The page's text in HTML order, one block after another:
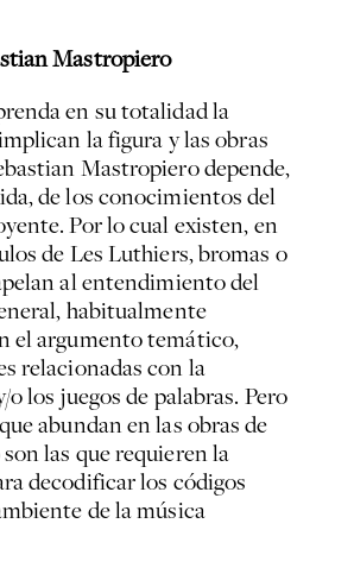
Mastropiero
en su totalidad la
la figura y las obras
Mastropierodepende,
de los conocimientos del
Por lo cual existen, en
de Les Luthiers, bromas o
al entendimiento del
habitualmente
el argumento temático,
relacionadas con la
o los juegos de palabras. Pero
abundan en las obras de
las que requieren la
decodificar los códigos
de la música